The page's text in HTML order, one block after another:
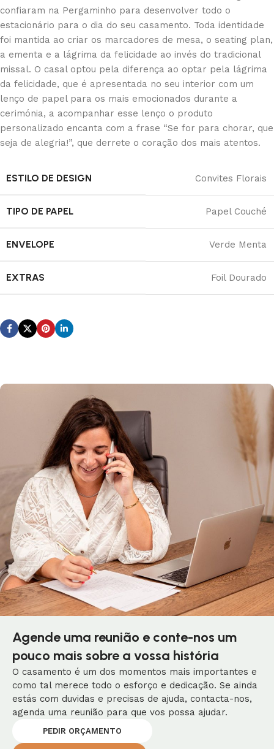
confiaram na Pergaminho para desenvolver todo o
estacionário para o dia do seu casamento. Toda identidade
foi mantida ao criar os marcadores de mesa, o seating plan,
a ementa e a lágrima da felicidade ao invés do tradicional
missal. O casal optou pela diferença ao optar pela lágrima
da felicidade, que é apresentada no seu interior com um
lenço de papel para os mais emocionados durante a
cerimónia, a acompanhar esse lenço o produto
personalizado encanta com a frase “Se for para chorar, que
seja de alegria!”, que derrete o coração dos mais atentos.
ESTILO DE DESIGN Convites Florais
TIPO DE PAPEL Papel Couché
ENVELOPE Verde Menta
EXTRAS Foil Dourado
Agende uma reunião e conte-nos um
pouco mais sobre a vossa história
O casamento é um dos momentos mais importantes e
como tal merece todo o esforço e dedicação. Se ainda
estás com duvidas e precisas de ajuda, contacta-nos,
agenda uma reunião para que vos possa ajudar.
PEDIR ORÇAMENTO